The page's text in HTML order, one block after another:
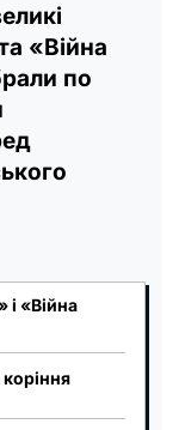
«Війна
по
і «Війна
коріння